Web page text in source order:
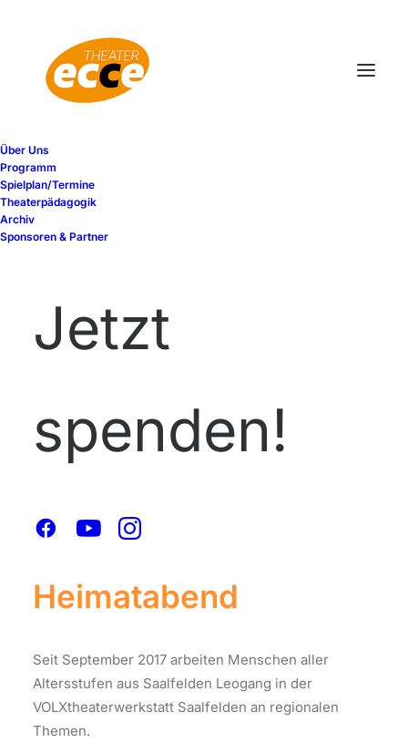
Über Uns
Programm
Spielplan/Termine
Theaterpädagogik
Archiv
Sponsoren & Partner
Jetzt
spenden!
AM 22.9.2018 IN DER
ARGEKULTUR SALZBURG
Heimatabend
Seit September 2017 arbeiten Menschen aller
Altersstufen aus Saalfelden Leogang in der
VOLXtheaterwerkstatt Saalfelden an regionalen
Themen.